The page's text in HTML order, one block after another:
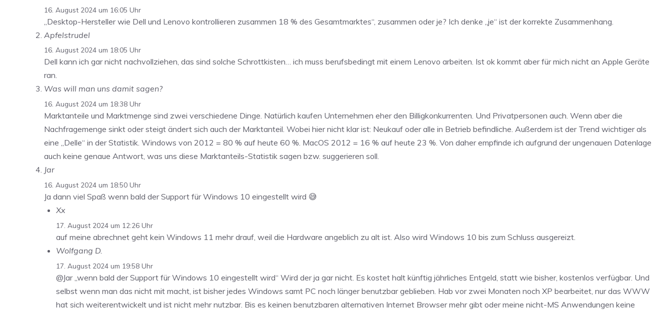
16. August 2024 um 16:05 Uhr
„Desktop-Hersteller wie Dell und Lenovo kontrollieren zusammen 18 % des Gesamtmarktes“, zusammen oder je? Ich denke „je“ ist der korrekte Zusammenhang.
Apfelstrudel
16. August 2024 um 18:05 Uhr
Dell kann ich gar nicht nachvollziehen, das sind solche Schrottkisten… ich muss berufsbedingt mit einem Lenovo arbeiten. Ist ok kommt aber für mich nicht an Apple Geräte
ran.
Was will man uns damit sagen?
16. August 2024 um 18:38 Uhr
Marktanteile und Marktmenge sind zwei verschiedene Dinge. Natürlich kaufen Unternehmen eher den Billigkonkurrenten. Und Privatpersonen auch. Wenn aber die
Nachfragemenge sinkt oder steigt ändert sich auch der Marktanteil. Wobei hier nicht klar ist: Neukauf oder alle in Betrieb befindliche. Außerdem ist der Trend wichtiger als
eine „Delle“ in der Statistik. Windows von 2012 = 80 % auf heute 60 %. MacOS 2012 = 16 % auf heute 23 %. Von daher empfinde ich aufgrund der ungenauen Datenlage
auch keine genaue Antwort, was uns diese Marktanteils-Statistik sagen bzw. suggerieren soll.
Jar
16. August 2024 um 18:50 Uhr
Ja dann viel Spaß wenn bald der Support für Windows 10 eingestellt wird 😅
Xx
17. August 2024 um 12:26 Uhr
auf meine abrechnet geht kein Windows 11 mehr drauf, weil die Hardware angeblich zu alt ist. Also wird Windows 10 bis zum Schluss ausgereizt.
Wolfgang D.
17. August 2024 um 19:58 Uhr
@Jar „wenn bald der Support für Windows 10 eingestellt wird“ Wird der ja gar nicht. Es kostet halt künftig jährliches Entgeld, statt wie bisher, kostenlos verfügbar. Und
selbst wenn man das nicht mit macht, ist bisher jedes Windows samt PC noch länger benutzbar geblieben. Hab vor zwei Monaten noch XP bearbeitet, nur das WWW
hat sich weiterentwickelt und ist nicht mehr nutzbar. Bis es keinen benutzbaren alternativen Internet Browser mehr gibt oder meine nicht-MS Anwendungen keine